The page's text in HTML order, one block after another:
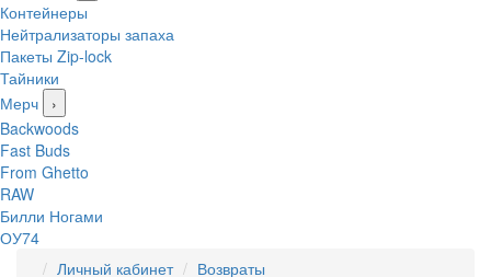
Контейнеры
Нейтрализаторы запаха
Пакеты Zip-lock
Тайники
Мерч
›
Backwoods
Fast Buds
From Ghetto
RAW
Билли Ногами
ОУ74
Личный кабинет
Возвраты